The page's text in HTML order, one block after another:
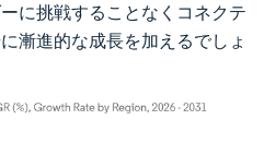
に挑戦することなくコネクテ
漸進的な成長を加えるでしょ